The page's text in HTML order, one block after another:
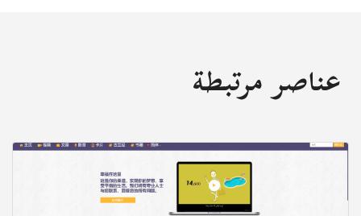
عناصر مرتبطة